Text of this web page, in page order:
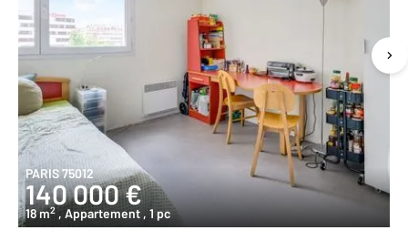
PARIS 75012
140 000 €
18 m2 , Appartement , 1 pc